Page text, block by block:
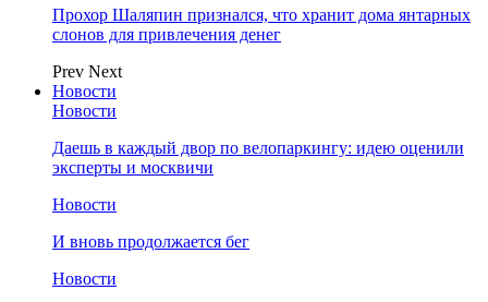
Прохор Шаляпин признался, что хранит дома янтарных
слонов для привлечения денег
Prev Next
Новости
Новости
Даешь в каждый двор по велопаркингу: идею оценили
эксперты и москвичи
Новости
И вновь продолжается бег
Новости